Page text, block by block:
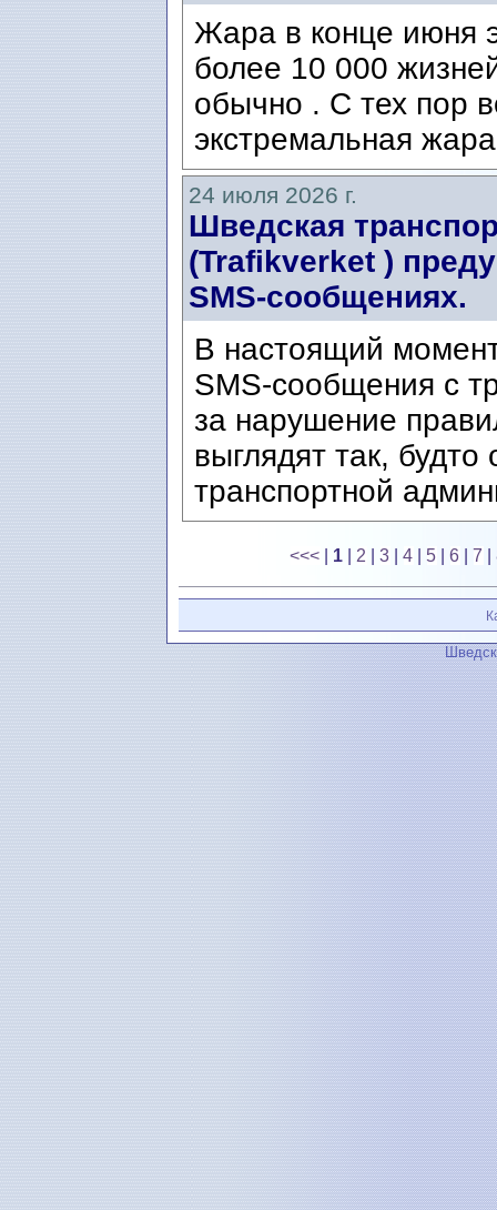
Жара в конце июня
более 10 000
обычно . С тех пор
экстремальная
24 июля 2026 г.
Шведская
(Trafikverket )
SMS-сообщениях.
В настоящий
SMS-сообщения с
за нарушение
выглядят так,
транспортной
<<< 1 2 |3 |4 5 |6 |7 |